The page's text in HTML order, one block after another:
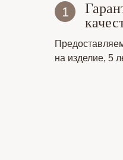
на изделие, 5